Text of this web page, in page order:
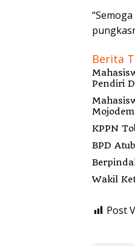
Berita
Pendiri
KPPN
BPD
Wakil
Post